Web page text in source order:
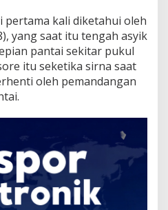
pertama kali diketahui oleh
yang saat itu tengah asyik
pantai sekitar pukul
itu seketika sirna saat
oleh pemandangan